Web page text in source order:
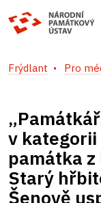
Frýdlant Pro
v
památka
Starý
Šenově